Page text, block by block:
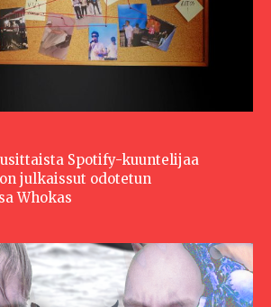
Spotify-kuuntelijaa
julkaissut odotetun
Whokas